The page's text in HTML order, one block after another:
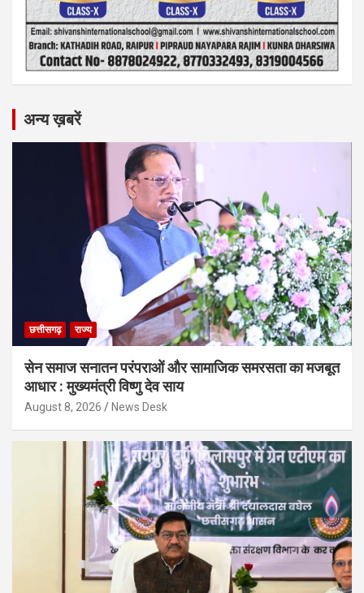
अन्य ख़बरें
छत्तीसगढ़ राज्य
सेन समाज सनातन परंपराओं और सामाजिक समरसता का मजबूत
आधार : मुख्यमंत्री विष्णु देव साय
August 8, 2026 News Desk